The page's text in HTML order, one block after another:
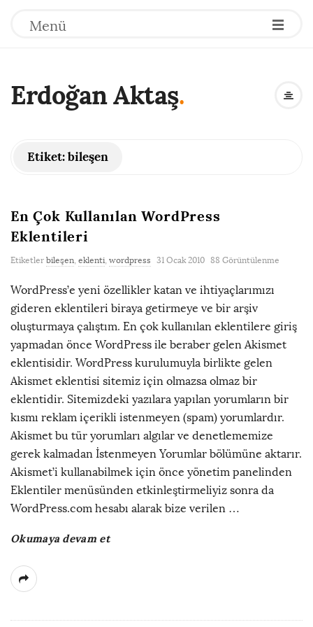
Menü
Erdoğan Aktaş.
Etiket:bileşen
En Çok Kullanılan WordPress
Eklentileri
Etiketler bileşen, eklenti, wordpress 31 Ocak 2010 88 Görüntülenme
WordPress’e yeni özellikler katan ve ihtiyaçlarımızı
gideren eklentileri biraya getirmeye ve bir arşiv
oluşturmaya çalıştım. En çok kullanılan eklentilere giriş
yapmadan önce WordPress ile beraber gelen Akismet
eklentisidir. WordPress kurulumuyla birlikte gelen
Akismet eklentisi sitemiz için olmazsa olmaz bir
eklentidir. Sitemizdeki yazılara yapılan yorumların bir
kısmı reklam içerikli istenmeyen (spam) yorumlardır.
Akismet bu tür yorumları algılar ve denetlememize
gerek kalmadan İstenmeyen Yorumlar bölümüne aktarır.
Akismet’i kullanabilmek için önce yönetim panelinden
Eklentiler menüsünden etkinleştirmeliyiz sonra da
WordPress.com hesabı alarak bize verilen …
Okumaya devam et